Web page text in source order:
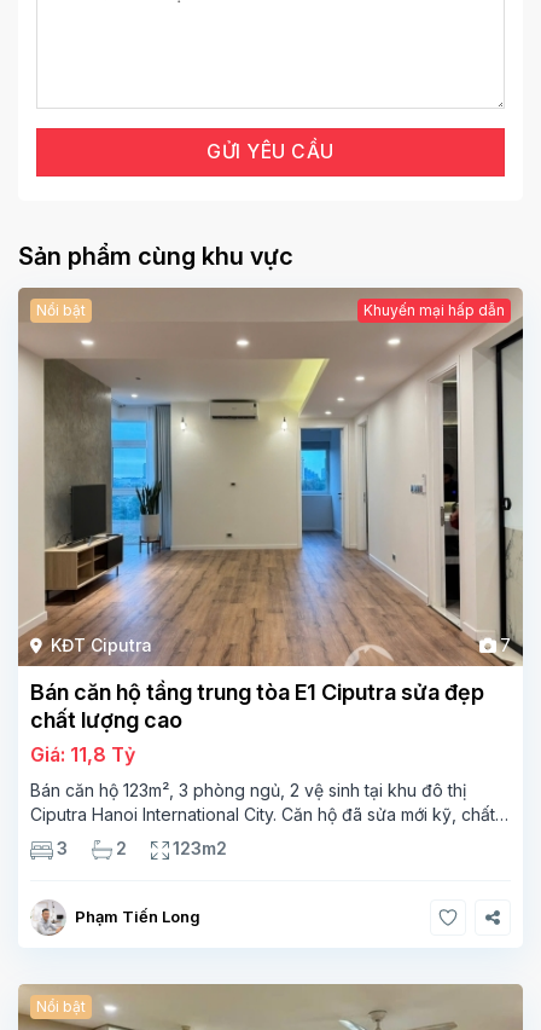
Sản phẩm cùng khu vực
KĐT Ciputra 7
Nổi bật Khuyến mại hấp dẫn
Bán căn hộ tầng trung tòa E1 Ciputra sửa đẹp
chất lượng cao
Giá: 11,8 Tỷ
Bán căn hộ 123m², 3 phòng ngủ, 2 vệ sinh tại khu đô thị
Ciputra Hanoi International City. Căn hộ đã sửa mới kỹ, chất
lượng cao, sàn gỗ, bếp hiện đại, không gian thoáng sáng.
3 2 123m2
Phạm Tiến Long
Nổi bật